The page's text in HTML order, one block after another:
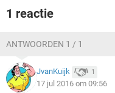
1 reactie
ANTWOORDEN 1 / 1
JvanKuijk 1
17 jul 2016 om 09:56